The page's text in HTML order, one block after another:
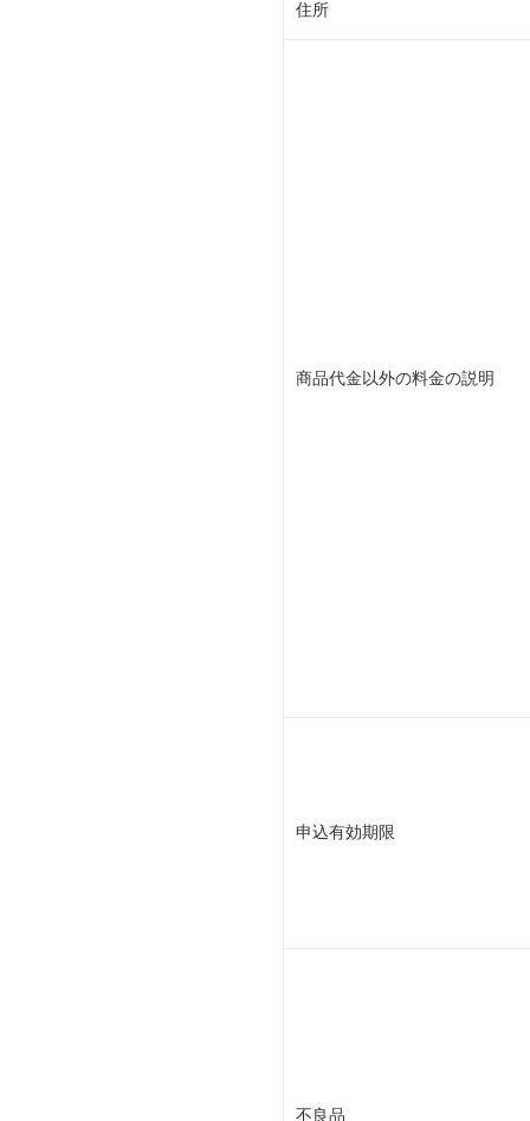
住所
商品代金以外の料金の説明
申込有効期限
不良品